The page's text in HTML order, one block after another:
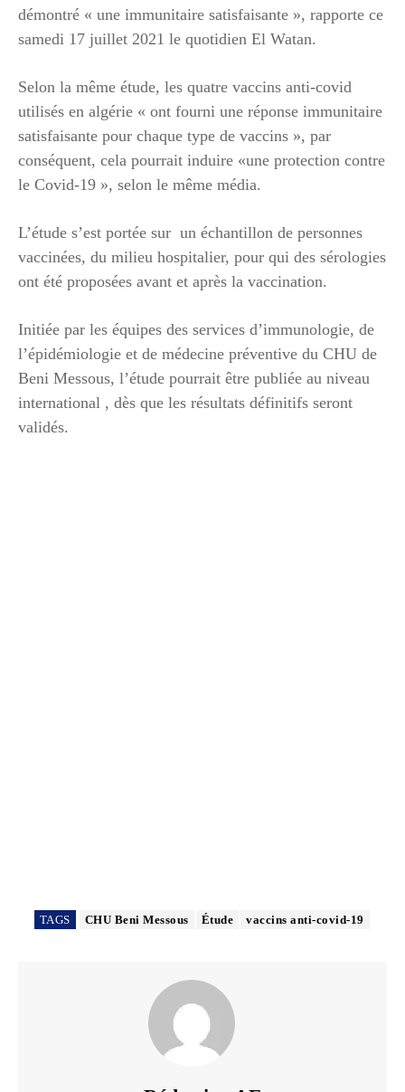
démontré « une immunitaire satisfaisante », rapporte ce
samedi 17 juillet 2021 le quotidien El Watan.
Selon la même étude, les quatre vaccins anti-covid
utilisés en algérie « ont fourni une réponse immunitaire
satisfaisante pour chaque type de vaccins », par
conséquent, cela pourrait induire «une protection contre
le Covid-19 », selon le même média.
L’étude s’est portée sur un échantillon de personnes
vaccinées, du milieu hospitalier, pour qui des sérologies
ont été proposées avant et après la vaccination.
Initiée par les équipes des services d’immunologie, de
l’épidémiologie et de médecine préventive du CHU de
Beni Messous, l’étude pourrait être publiée au niveau
international , dès que les résultats définitifs seront
validés.
TAGS CHU Beni Messous Étude vaccins anti-covid-19